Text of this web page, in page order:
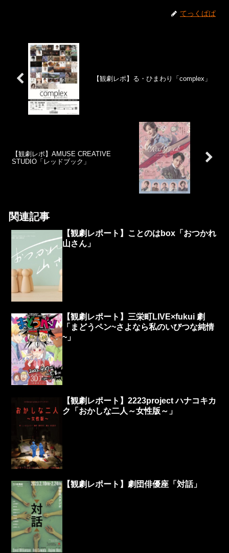
てっくぱぱ
【観劇レポ】る・ひまわり「complex」
【観劇レポ】AMUSE CREATIVE
STUDIO「レッドブック」
関連記事
【観劇レポート】ことのはbox「おつかれ
山さん」
【観劇レポート】三栄町LIVE×fukui 劇
「まどうペン~さよなら私のいびつな純情
~」
【観劇レポート】2223project ハナコキカ
ク「おかしな二人～女性版～」
【観劇レポート】劇団俳優座「対話」